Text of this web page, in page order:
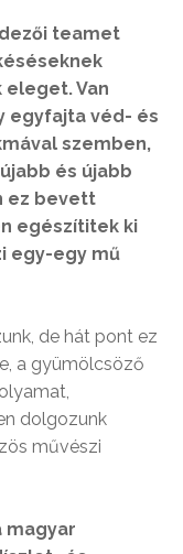
teamet
Van
egyfajta véd- és
szemben,
és újabb
ez bevett
egészítitek ki
egy-egy mű
de hát pont ez
a gyümölcsöző
dolgozunk
művészi
magyar